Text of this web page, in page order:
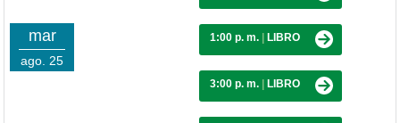
mar
ago. 25
1:00 p. m. LIBRO
3:00 p. m. LIBRO